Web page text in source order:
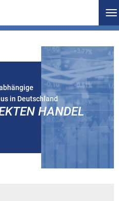
in Deutschland
HANDEL